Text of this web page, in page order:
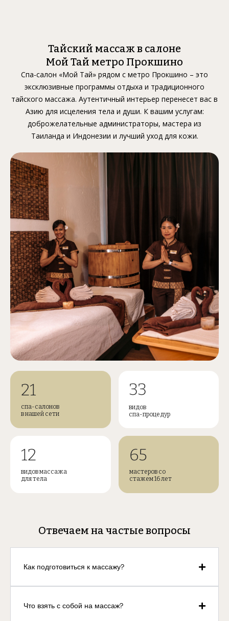
Тайский массаж в салоне
Мой Тай метро Прокшино
Спа-салон «Мой Тай» рядом с метро Прокшино – это
эксклюзивные программы отдыха и традиционного
тайского массажа. Аутентичный интерьер перенесет вас в
Азию для исцеления тела и души. К вашим услугам:
доброжелательные администраторы, мастера из
Таиланда и Индонезии и лучший уход для кожи.
21
спа-салонов
в нашей сети
33
видов
спа-процедур
12
видов массажа
для тела
65
мастеров со
стажем 16 лет
Отвечаем на частые вопросы
Как подготовиться к массажу?
Что взять с собой на массаж?